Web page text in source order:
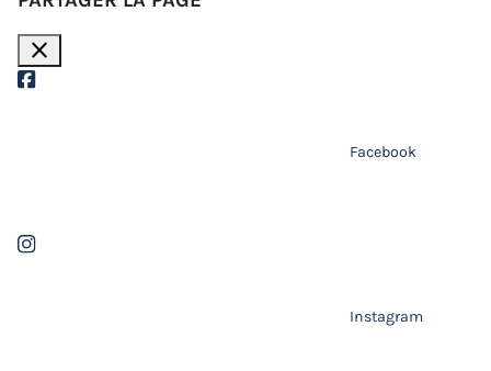
close
Facebook
Instagram